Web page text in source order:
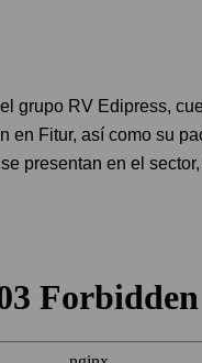
grupo RV Edipress,
Fitur, así como su
presentan en el sector,